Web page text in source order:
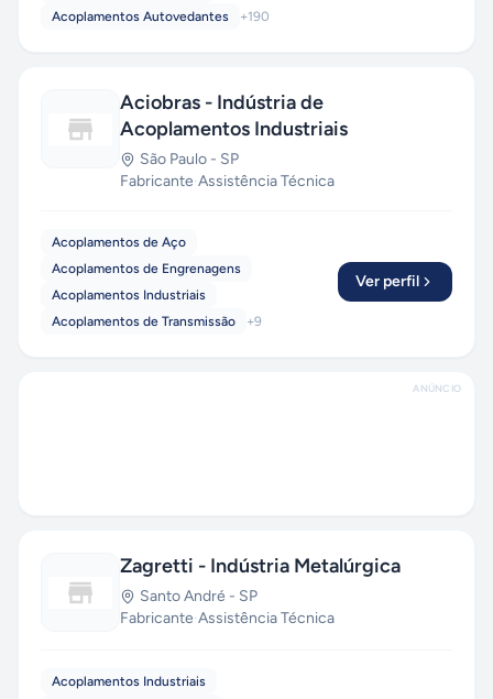
produtos importados e nacionais, com garantia
Acoplamentos Autovedantes
+190
Aciobras - Indústria de
Acoplamentos Industriais
São Paulo - SP
Fabricante·Assistência Técnica
Acoplamentos de Aço
Acoplamentos de Engrenagens
Acoplamentos Industriais
Acoplamentos de Transmissão
+9
Ver perfil
ANÚNCIO
Zagretti - Indústria Metalúrgica
Santo André - SP
Fabricante·Assistência Técnica
Acoplamentos Industriais